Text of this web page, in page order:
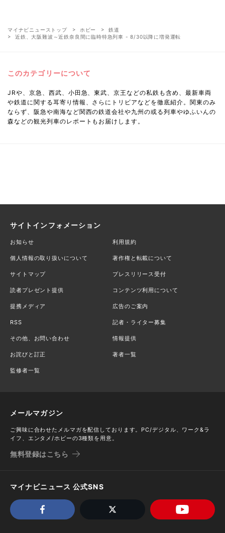
マイナビニューストップ ホビー
鉄道
近鉄、大阪難波～近鉄奈良間に臨時特急列車 - 8/30以降に増発運転
このカテゴリーについて
JRや、京急、西武、小田急、東武、京王などの私鉄も含め、最新車両
や鉄道に関する耳寄り情報、さらにトリビアなどを徹底紹介。関東のみ
ならず、阪急や南海など関西の鉄道会社や九州の或る列車やゆふいんの
森などの観光列車のレポートもお届けします。
サイトインフォメーション
お知らせ 利用規約
個人情報の取り扱いについて 著作権と転載について
サイトマップ プレスリリース受付
読者プレゼント提供 コンテンツ利用について
提携メディア 広告のご案内
RSS 記者・ライター募集
その他、お問い合わせ 情報提供
お詫びと訂正 著者一覧
監修者一覧
メールマガジン
ご興味に合わせたメルマガを配信しております。PC/デジタル、ワーク&ラ
イフ、エンタメ/ホビーの3種類を用意。
無料登録はこちら
マイナビニュース 公式SNS